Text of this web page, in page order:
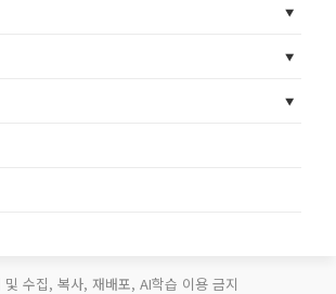
및 수집, 복사, 재배포, AI학습 이용 금지